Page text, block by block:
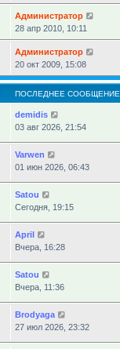
Администратор
28 апр 2010, 10:11
Администратор
20 окт 2009, 15:08
ПОСЛЕДНЕЕ СООБЩЕНИЕ
demidis
03 авг 2026, 21:54
Varwen
01 июн 2026, 06:43
Satou
Сегодня, 19:15
April
Вчера, 16:28
Satou
Вчера, 11:36
Brodyaga
27 июл 2026, 23:32